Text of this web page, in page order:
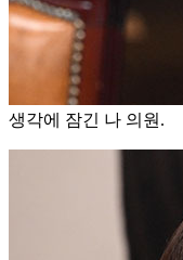
생각에 잠긴 나 의원.